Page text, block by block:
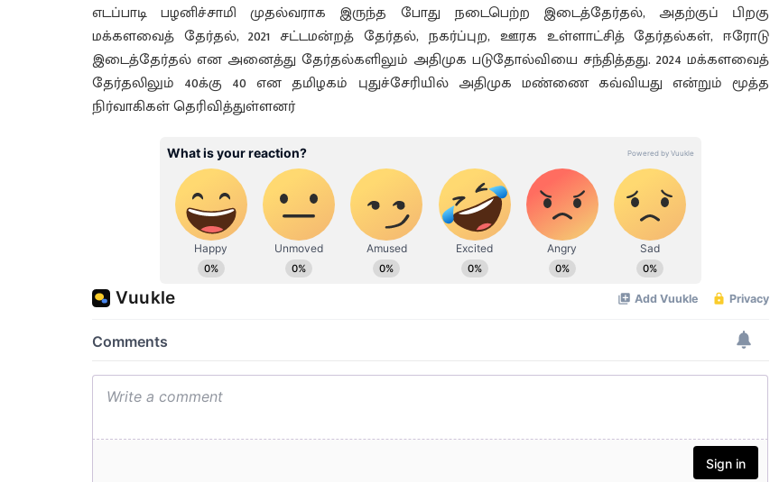
எடப்பாடி பழனிச்சாமி முதல்வராக இருந்த போது நடைபெற்ற இடைத்தேர்தல், அதற்குப் பிறகு
மக்களவைத் தேர்தல், 2021 சட்டமன்றத் தேர்தல், நகர்ப்புற, ஊரக உள்ளாட்சித் தேர்தல்கள், ஈரோடு
இடைத்தேர்தல் என அனைத்து தேர்தல்களிலும் அதிமுக படுதோல்வியை சந்தித்தது. 2024 மக்களவைத்
தேர்தலிலும் 40க்கு 40 என தமிழகம் புதுச்சேரியில் அதிமுக மண்ணை கவ்வியது என்றும் மூத்த
நிர்வாகிகள் தெரிவித்துள்ளனர்